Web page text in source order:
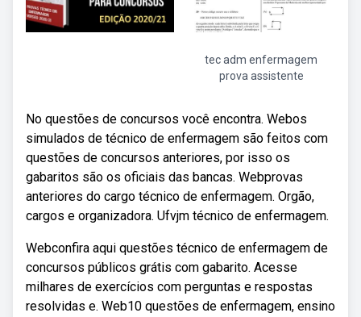
tec adm enfermagem
prova assistente
No questões de concursos você encontra. Webos
simulados de técnico de enfermagem são feitos com
questões de concursos anteriores, por isso os
gabaritos são os oficiais das bancas. Webprovas
anteriores do cargo técnico de enfermagem. Orgão,
cargos e organizadora. Ufvjm técnico de enfermagem.
Webconfira aqui questões técnico de enfermagem de
concursos públicos grátis com gabarito. Acesse
milhares de exercícios com perguntas e respostas
resolvidas e. Web10 questões de enfermagem, ensino